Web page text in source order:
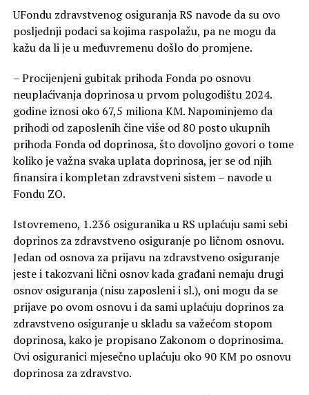
UFondu zdravstvenog osiguranja RS navode da su ovo
posljednji podaci sa kojima raspolažu, pa ne mogu da
kažu da li je u međuvremenu došlo do promjene.
– Procijenjeni gubitak prihoda Fonda po osnovu
neuplaćivanja doprinosa u prvom polugodištu 2024.
godine iznosi oko 67,5 miliona KM. Napominjemo da
prihodi od zaposlenih čine više od 80 posto ukupnih
prihoda Fonda od doprinosa, što dovoljno govori o tome
koliko je važna svaka uplata doprinosa, jer se od njih
finansira i kompletan zdravstveni sistem – navode u
Fondu ZO.
Istovremeno, 1.236 osiguranika u RS uplaćuju sami sebi
doprinos za zdravstveno osiguranje po ličnom osnovu.
Jedan od osnova za prijavu na zdravstveno osiguranje
jeste i takozvani lični osnov kada građani nemaju drugi
osnov osiguranja (nisu zaposleni i sl.), oni mogu da se
prijave po ovom osnovu i da sami uplaćuju doprinos za
zdravstveno osiguranje u skladu sa važećom stopom
doprinosa, kako je propisano Zakonom o doprinosima.
Ovi osiguranici mjesečno uplaćuju oko 90 КM po osnovu
doprinosa za zdravstvo.